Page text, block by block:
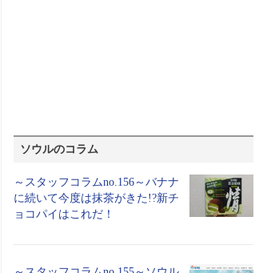
ソウルのコラム
～スタッフコラムno.156～バナナ
に続いて今度は抹茶がきた!?新チ
ョコパイはこれだ！